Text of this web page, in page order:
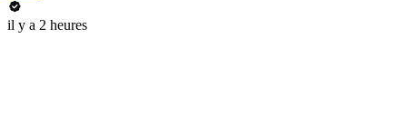
il y a 2 heures